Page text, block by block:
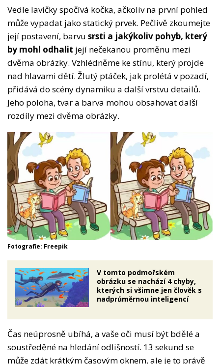
Vedle lavičky spočívá kočka, ačkoliv na první pohled
může vypadat jako statický prvek. Pečlivě zkoumejte
její postavení, barvu srsti a jakýkoliv pohyb, který
by mohl odhalit její nečekanou proměnu mezi
dvěma obrázky. Vzhlédněme ke stínu, který projde
nad hlavami dětí. Žlutý ptáček, jak prolétá v pozadí,
přidává do scény dynamiku a další vrstvu detailů.
Jeho poloha, tvar a barva mohou obsahovat další
rozdíly mezi dvěma obrázky.
Fotografie: Freepik
V tomto podmořském
obrázku se nachází 4 chyby,
kterých si všimne jen člověk s
nadprůměrnou inteligencí
Čas neúprosně ubíhá, a vaše oči musí být bdělé a
soustředěné na hledání odlišností. 13 sekund se
může zdát krátkým časovým oknem, ale je to právě